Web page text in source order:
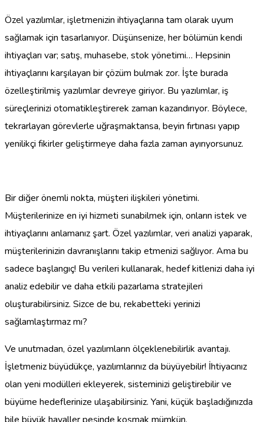
Özel yazılımlar, işletmenizin ihtiyaçlarına tam olarak uyum
sağlamak için tasarlanıyor. Düşünsenize, her bölümün kendi
ihtiyaçları var; satış, muhasebe, stok yönetimi… Hepsinin
ihtiyaçlarını karşılayan bir çözüm bulmak zor. İşte burada
özelleştirilmiş yazılımlar devreye giriyor. Bu yazılımlar, iş
süreçlerinizi otomatikleştirerek zaman kazandırıyor. Böylece,
tekrarlayan görevlerle uğraşmaktansa, beyin fırtınası yapıp
yenilikçi fikirler geliştirmeye daha fazla zaman ayırıyorsunuz.
Bir diğer önemli nokta, müşteri ilişkileri yönetimi.
Müşterilerinize en iyi hizmeti sunabilmek için, onların istek ve
ihtiyaçlarını anlamanız şart. Özel yazılımlar, veri analizi yaparak,
müşterilerinizin davranışlarını takip etmenizi sağlıyor. Ama bu
sadece başlangıç! Bu verileri kullanarak, hedef kitlenizi daha iyi
analiz edebilir ve daha etkili pazarlama stratejileri
oluşturabilirsiniz. Sizce de bu, rekabetteki yerinizi
sağlamlaştırmaz mı?
Ve unutmadan, özel yazılımların ölçeklenebilirlik avantajı.
İşletmeniz büyüdükçe, yazılımlarınız da büyüyebilir! İhtiyacınız
olan yeni modülleri ekleyerek, sisteminizi geliştirebilir ve
büyüme hedeflerinize ulaşabilirsiniz. Yani, küçük başladığınızda